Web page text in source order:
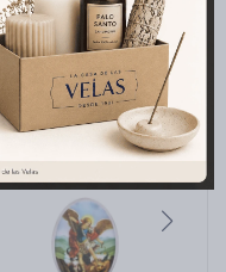
interesar